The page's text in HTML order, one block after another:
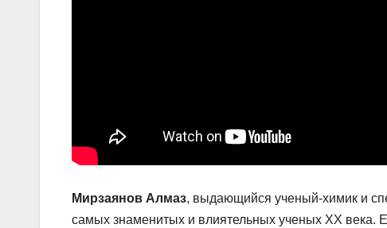
Мирзаянов Алмаз, выдающийся ученый-химик и
самых знаменитых и влиятельных ученых ХХ века.